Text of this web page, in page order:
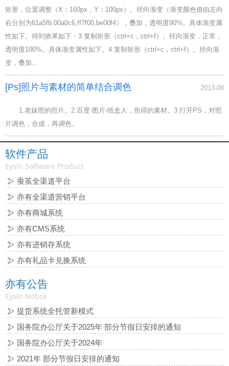
矩形，位置调整（X：160px，Y：100px）。径向渐变（渐变颜色值由左向
右分别为61a5fb,00a0c6,ff7f00,be00f4），叠加，透明度90%。具体渐变属
性如下。得到效果如下：3.复制矩形（ctrl+c，ctrl+f）。径向渐变，正常，
透明度100%。具体渐变属性如下。4.复制矩形（ctrl+c，ctrl+f）。径向渐
变，叠加...
[Ps]照片与素材的简单结合调色 2013-08
1.老妹照的照片。2.百度-图片-纸盒人，所得的素材。3.打开PS，对照
片调色，合成，再调色。
软件产品
Eysln Software Product
蚕茧全渠道平台
亦有全渠道营销平台
亦有商城系统
亦有CMS系统
亦有进销存系统
亦有礼品卡兑换系统
亦有公告
Eysln Notice
提货系统全托管新模式
国务院办公厅关于2025年 部分节假日安排的通知
国务院办公厅关于2024年
2021年 部分节假日安排的通知